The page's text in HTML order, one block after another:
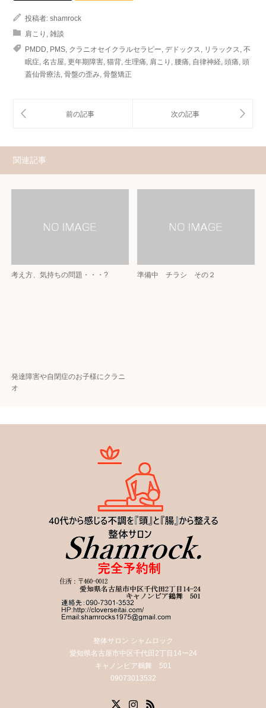
投稿者: shamrock
肩こり , 雑談
PMDD, PMS, クラニオセイクラルセラピー, デドックス, リラックス, 不
眠症, 名古屋, 更年期障害, 猫背, 生理痛, 肩こり , 腰痛, 自律神経, 頭痛, 頭
蓋仙骨療法, 骨盤の歪み, 骨盤矯正
関連記事
考え方、気持ちの問題・・・? 準備中 チラシ その２
発達障害や自閉症のお子様にクラニ
オ
整体サロン シャムロック
愛知県名古屋市中区千代田2丁目14ー24
キャノンピア鶴舞 501
09073013532